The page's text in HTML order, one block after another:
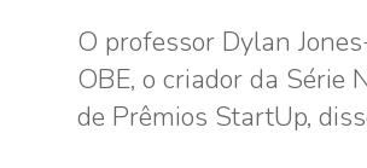
O professor Dylan
OBE, o criador da Série
de Prêmios StartUp,